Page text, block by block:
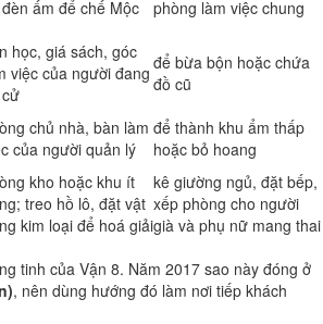
ấm để chế Mộc
phòng làm việc chung
học, giá sách, góc
việc của người đangđể bừa bộn hoặc chứa
đồ cũ
chủ nhà, bàn làm
của người quản lý
để thành khu ẩm thấp
hoặc bỏ hoang
kho hoặc khu ít
treo hồ lô, đặt vật
kim loại để hoá giải
kê giường ngủ, đặt bếp,
xếp phòng cho người
già và phụ nữ mang thai
tinh của Vận 8. Năm 2017 sao này đóng ở
, nên dùng hướng đó làm nơi tiếp khách